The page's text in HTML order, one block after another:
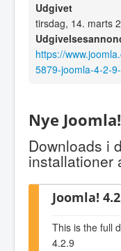
Udgivet
tirsdag, 14. marts
https://
5879-joomla-4-2-
Nye
Downloads i
installationer
Joomla!
This is the full
4.2.9